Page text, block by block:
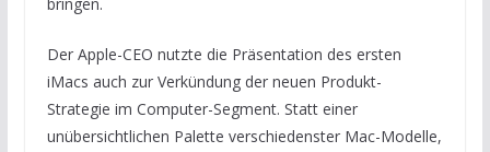
bringen.
Der Apple-CEO nutzte die Präsentation des ersten
iMacs auch zur Verkündung der neuen Produkt-
Strategie im Computer-Segment. Statt einer
unübersichtlichen Palette verschiedenster Mac-Modelle,